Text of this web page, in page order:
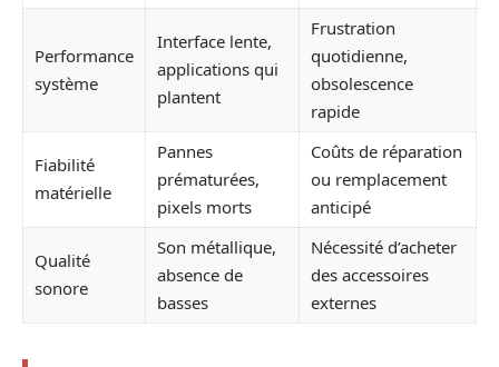
Performance
système
Interface lente,
applications qui
plantent
Frustration
quotidienne,
obsolescence
rapide
Fiabilité
matérielle
Pannes
prématurées,
pixels morts
Coûts de réparation
ou remplacement
anticipé
Qualité
sonore
Son métallique,
absence de
basses
Nécessité d’acheter
des accessoires
externes